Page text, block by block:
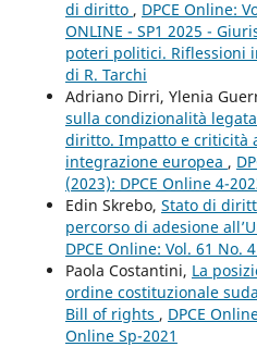
di diritto , DPCE Online:
ONLINE - SP1 2025 -
poteri politici. Riflessioni
di R. Tarchi
Adriano Dirri, Ylenia
sulla condizionalità
diritto. Impatto e criticità
integrazione europea ,
(2023): DPCE Online 4-
Edin Skrebo, Stato di
percorso di adesione
DPCE Online: Vol. 61 No.
Paola Costantini, La
ordine costituzionale
Bill of rights , DPCE
Online Sp-2021